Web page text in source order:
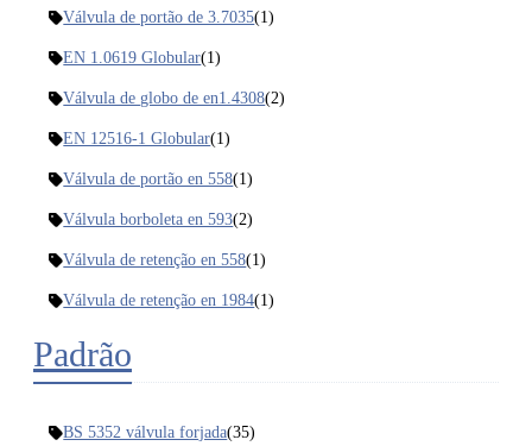
Válvula de portão de 3.7035(1)
EN 1.0619 Globular(1)
Válvula de globo de en1.4308(2)
EN 12516-1 Globular(1)
Válvula de portão en 558(1)
Válvula borboleta en 593(2)
Válvula de retenção en 558(1)
Válvula de retenção en 1984(1)
Padrão
BS 5352 válvula forjada(35)